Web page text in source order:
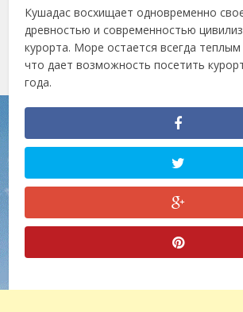
Кушадас восхищает одновременно
древностью и современностью
курорта. Море остается всегда теплым
что дает возможность посетить
года.